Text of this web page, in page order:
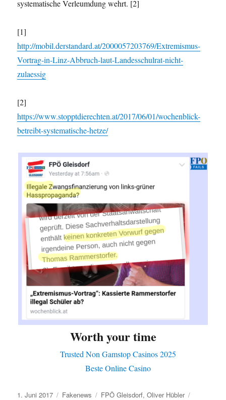
systematische Verleumdung wehrt. [2]
[1]
http://mobil.derstandard.at/2000057203769/Extremismus-
Vortrag-in-Linz-Abbruch-laut-Landesschulrat-nicht-
zulaessig
[2]
https://www.stopptdierechten.at/2017/06/01/wochenblick-
betreibt-systematische-hetze/
Worth your time
Trusted Non Gamstop Casinos 2025
Beste Online Casino
1. Juni 2017 Fakenews FPÖ Gleisdorf,Oliver Hübler